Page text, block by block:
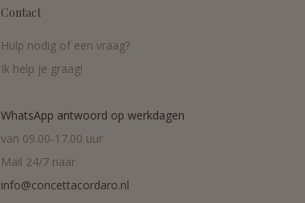
Contact
Hulp nodig of een vraag?
Ik help je graag!
WhatsApp antwoord op werkdagen
van 09.00-17.00 uur
Mail 24/7 naar
info@concettacordaro.nl